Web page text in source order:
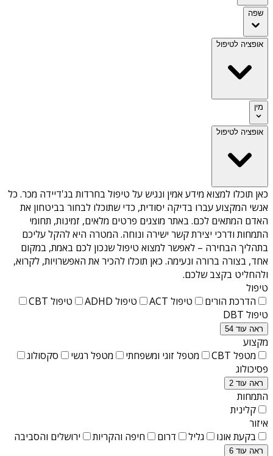
שפה
אופציה לטיפול
מין
אופציה לטיפול
כאן תוכלו למצוא מידע אמין ונגיש על טיפול בחרדות בג'דיידה מכר. כל
אנשי המקצוע עברו בדיקה יסודית, כדי שתוכלו לבחור בביטחון את
האדם המתאים לכם. באתר מוצגים פרטים מלאים, זמינות, תחומי
התמחות ודרכי יצירת קשר ישירה ונוחה. המטרה היא להקל עליכם
בתהליך הבחירה – לאפשר למצוא טיפול שנכון לכם באמת, במקום
אחד, בצורה ברורה ונעימה. כאן תוכלו להכיר את האפשרויות, לקרוא,
ולהחליט בקצב שלכם.
טיפול
הדרכת הורים
טיפול ACT טיפול ADHD
טיפול CBT
טיפול DBT
ראה עוד 54
מקצוע
מטפל CBT
מטפל זוגי ומשפחתי מטפל רגשי
סקסולוג
פסיכולוג
ראה עוד 2
התמחות
קלינית
איזור
בקעת אונו
גליל דרום חיפה והקריות ירושלים והסביבה
ראה עוד 6